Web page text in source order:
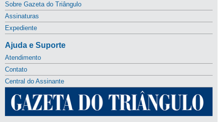
Sobre Gazeta do Triângulo
Assinaturas
Expediente
Ajuda e Suporte
Atendimento
Contato
Central do Assinante